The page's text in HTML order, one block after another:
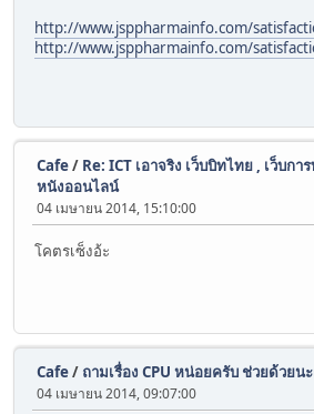
http://www.jsppharmainfo.com/
http://www.jsppharmainfo.com/
Cafe/ Re: ICT เอาจริง เว็บบิทไทย , เว็บกา
หนังออนไลน์
04 เมษายน 2014, 15:10:00
โคตรเซ็งอ้ะ
Cafe/ ถามเรื่อง CPU หน่อยครับ ช่วยด้วยน
04 เมษายน 2014, 09:07:00